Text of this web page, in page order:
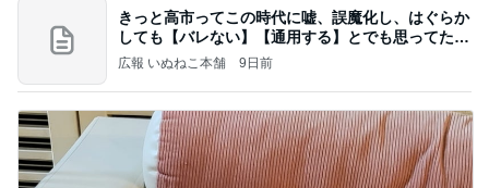
きっと高市ってこの時代に嘘、誤魔化し、はぐらか
しても【バレない】【通用する】とでも思ってたん
だろ
広報 いぬねこ本舗 9日前